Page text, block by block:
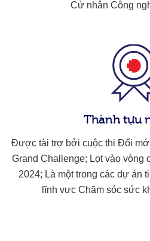
Cử nhân Công
Thành tựu
Được tài trợ bởi cuộc thi Đổi
Grand Challenge; Lọt vào vòng
2024; Là một trong các dự án
lĩnh vực Chăm sóc sức